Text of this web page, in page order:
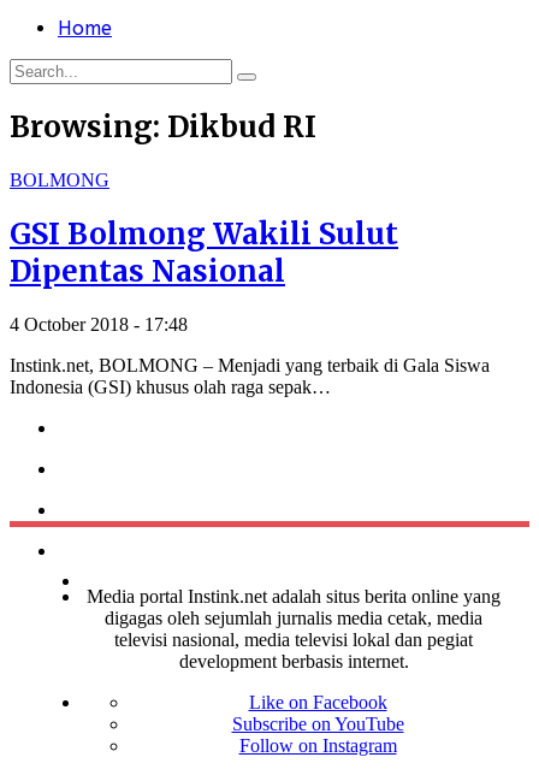
Home
Browsing: Dikbud RI
BOLMONG
GSI Bolmong Wakili Sulut
Dipentas Nasional
4 October 2018 - 17:48
Instink.net, BOLMONG – Menjadi yang terbaik di Gala Siswa
Indonesia (GSI) khusus olah raga sepak…
Media portal Instink.net adalah situs berita online yang
digagas oleh sejumlah jurnalis media cetak, media
televisi nasional, media televisi lokal dan pegiat
development berbasis internet.
Like on Facebook
Subscribe on YouTube
Follow on Instagram